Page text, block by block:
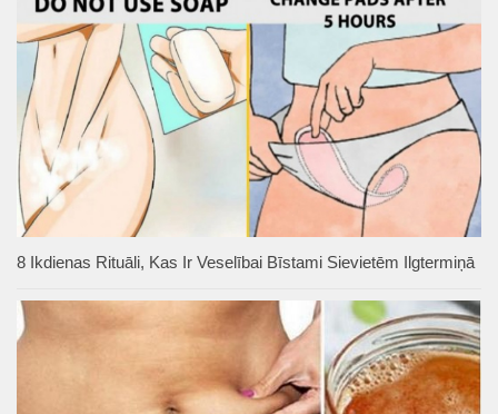
8 Ikdienas Rituāli, Kas Ir Veselībai Bīstami Sievietēm Ilgtermiņā